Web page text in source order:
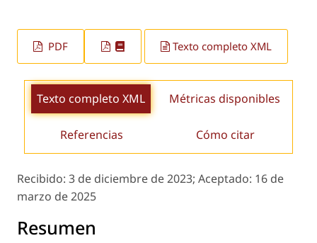
PDF Texto completo XML
Texto completo XML Métricas disponibles
Referencias Cómo citar
Recibido: 3 de diciembre de 2023; Aceptado: 16 de
marzo de 2025
Resumen